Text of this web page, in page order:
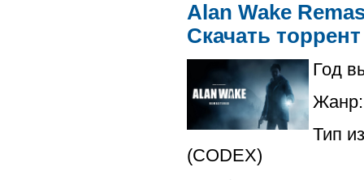
Alan Wake
Скачать торрент
Год
Жанр:
Тип
(CODEX)